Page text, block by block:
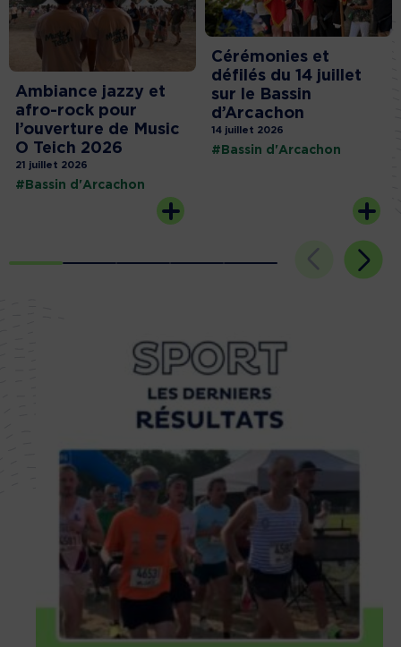
Ambiance jazzy et
afro-rock pour
l’ouverture de Music
O Teich 2026
21 juillet 2026
#Bassin d'Arcachon
Cérémonies et
défilés du 14 juillet
sur le Bassin
d’Arcachon
14 juillet 2026
#Bassin d'Arcachon